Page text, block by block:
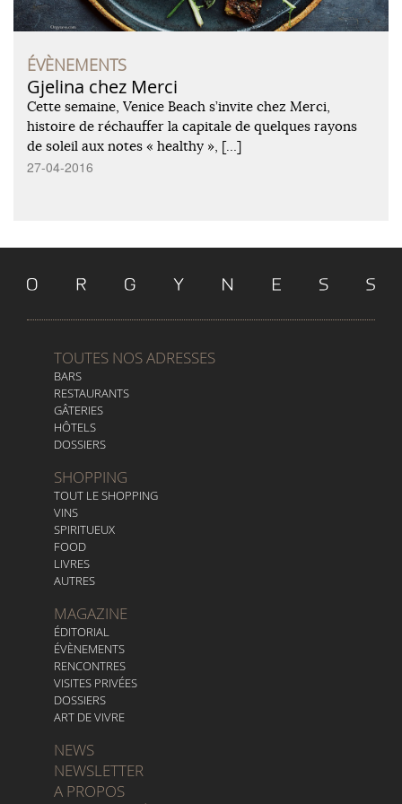
ÉVÈNEMENTS
Gjelina chez Merci
Cette semaine, Venice Beach s’invite chez Merci,
histoire de réchauffer la capitale de quelques rayons
de soleil aux notes « healthy », […]
27-04-2016
TOUTES NOS ADRESSES
BARS
RESTAURANTS
GÂTERIES
HÔTELS
DOSSIERS
SHOPPING
TOUT LE SHOPPING
VINS
SPIRITUEUX
FOOD
LIVRES
AUTRES
MAGAZINE
ÉDITORIAL
ÉVÈNEMENTS
RENCONTRES
VISITES PRIVÉES
DOSSIERS
ART DE VIVRE
NEWS
NEWSLETTER
A PROPOS